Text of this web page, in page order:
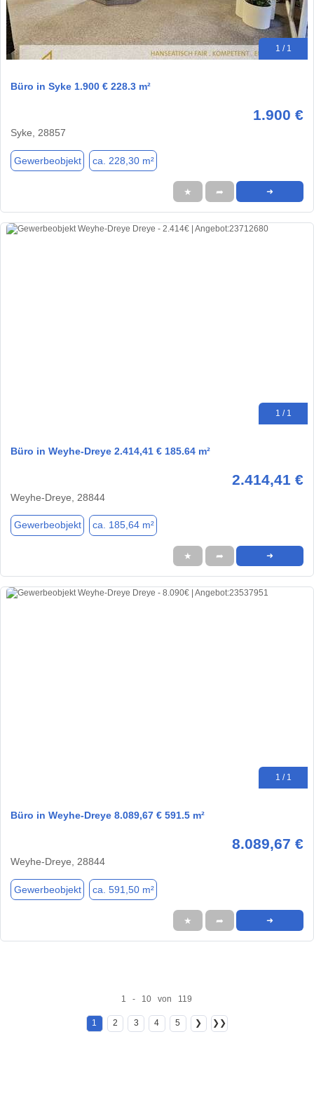
1 / 1
Büro in Syke 1.900 € 228.3 m²
1.900 €
Syke, 28857
Gewerbeobjekt ca. 228,30 m²
★ ➦ ➜
1 / 1
Büro in Weyhe-Dreye 2.414,41 € 185.64 m²
2.414,41 €
Weyhe-Dreye, 28844
Gewerbeobjekt ca. 185,64 m²
★ ➦ ➜
1 / 1
Büro in Weyhe-Dreye 8.089,67 € 591.5 m²
8.089,67 €
Weyhe-Dreye, 28844
Gewerbeobjekt ca. 591,50 m²
★ ➦ ➜
1 - 10 von 119
1 2 3 4 5 ❯ ❯❯